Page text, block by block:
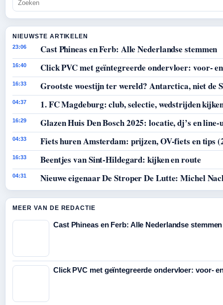
NIEUWSTE ARTIKELEN
23:06 Cast Phineas en Ferb: Alle Nederlandse stemmen
16:40 Click PVC met geïntegreerde ondervloer: voor-
16:33 Grootste woestijn ter wereld? Antarctica, niet de
04:37 1. FC Magdeburg: club, selectie, wedstrijden
16:29 Glazen Huis Den Bosch 2025: locatie, dj’s en line-
04:33 Fiets huren Amsterdam: prijzen, OV-fiets en tips
16:33 Beentjes van Sint-Hildegard: kijken en route
04:31 Nieuwe eigenaar De Stroper De Lutte: Michel
MEER VAN DE REDACTIE
Cast Phineas en Ferb: Alle Nederlandse stemmen
Click PVC met geïntegreerde ondervloer: voor-